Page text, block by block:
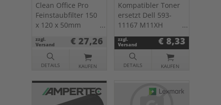
Clean Office Pro
Feinstaubfilter 150
x 120 x 50mm
Drucker u. Kopierer
zzgl.
Versand
€ 27,26
DETAILS KAUFEN
Kompatibler Toner
ersetzt Dell 593-
11167 M11XH
schwarz
zzgl.
Versand
€ 8,33
DETAILS KAUFEN